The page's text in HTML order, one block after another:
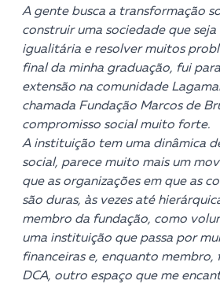
A gente busca a transformação
construir uma sociedade que seja
igualitária e resolver muitos
final da minha graduação, fui
extensão na comunidade
chamada Fundação Marcos de
compromisso social muito forte.
A instituição tem uma dinâmica
social, parece muito mais um
que as organizações em que as
são duras, às vezes até
membro da fundação, como
uma instituição que passa por
financeiras e, enquanto membro,
DCA, outro espaço que me